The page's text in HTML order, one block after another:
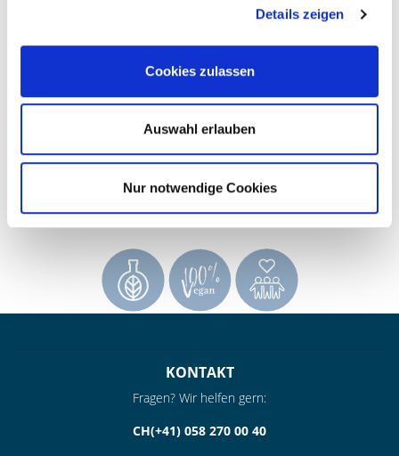
Details zeigen
Cookies zulassen
Auswahl erlauben
Nur notwendige Cookies
zieht sofort ein und und hinterlässt ein seidiges Hautgefühl
seidigem Glanz. Nur wenige Tropfen genügen, um Dich von
Die pflanzlichen Rohstoffe werden unmittelbar vor der
Manufaktur unter biologischen Bedingungen angebaut, von
verarbeitet.
KONTAKT
Fragen? Wir helfen gern:
CH(+41) 058 270 00 40